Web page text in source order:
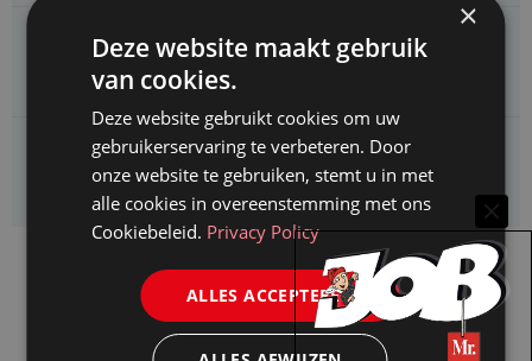
Enexis zoekt een
Jurist ruimtelijke planvorming
Enexis zoekt een
Rentmeester
×
Deze website maakt gebruik
van cookies.
Deze website gebruikt cookies om uw
gebruikerservaring te verbeteren. Door
onze website te gebruiken, stemt u in met
alle cookies in overeenstemming met ons
Cookiebeleid. Privacy Policy
ALLES ACCEPTEREN